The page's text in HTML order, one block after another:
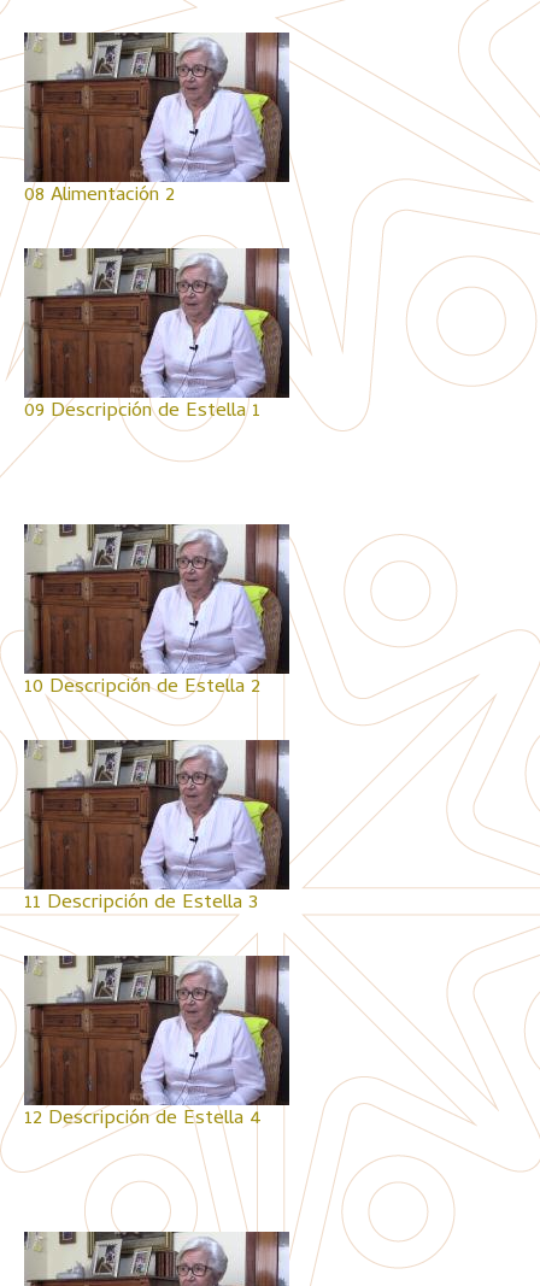
08 Alimentación 2
09 Descripción de Estella 1
10 Descripción de Estella 2
11 Descripción de Estella 3
12 Descripción de Estella 4